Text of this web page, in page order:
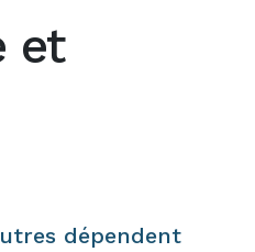
et
dépendent